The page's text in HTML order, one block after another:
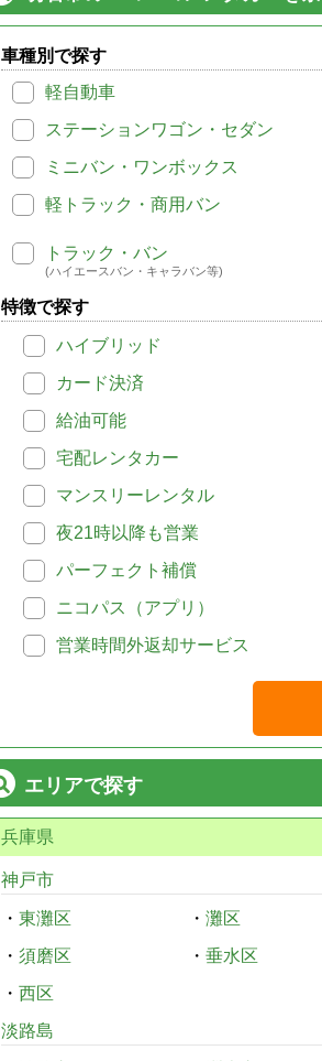
車種別で探す
軽自動車
ステーションワゴン・セダン
ミニバン・ワンボックス
軽トラック・商用バン
トラック・バン
(ハイエースバン・キャラバン等)
特徴で探す
ハイブリッド
カード決済
給油可能
宅配レンタカー
マンスリーレンタル
夜21時以降も営業
パーフェクト補償
ニコパス（アプリ）
営業時間外返却サービス
エリアで探す
兵庫県
神戸市
・ 東灘区 ・ 灘区
・ 須磨区 ・ 垂水区
・ 西区
淡路島